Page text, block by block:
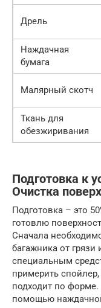
Дрель
Наждачная
бумага
Малярный скотч
Ткань для
обезжиривания
Подготовка к
Очистка
Подготовка – это
готовлю
Сначала
багажника от
специальным
примерить
подходит по форме.
помощью